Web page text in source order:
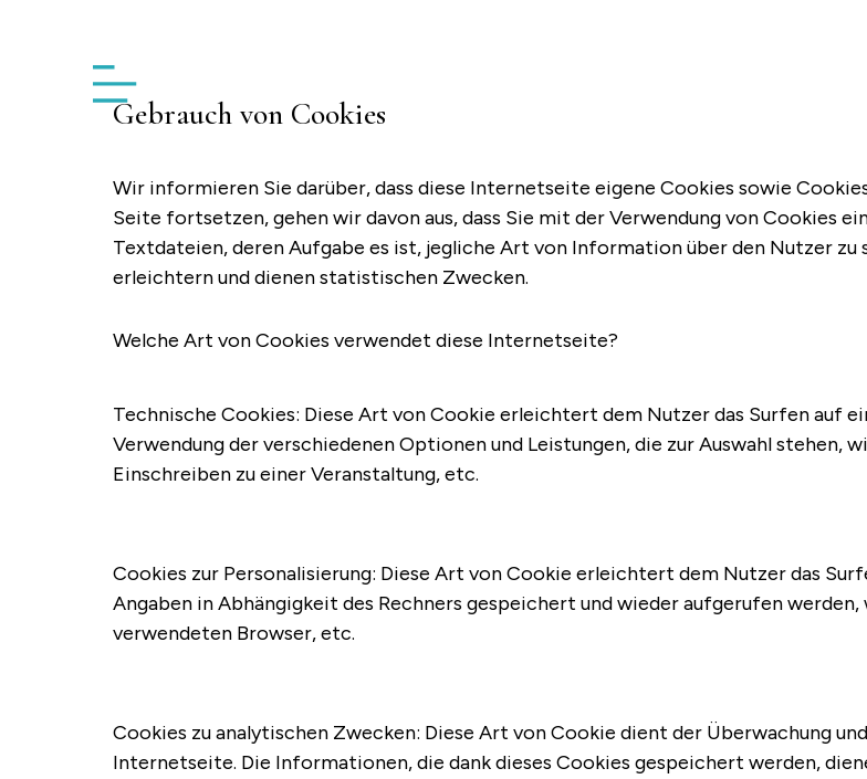
Gebrauch von Cookies
Wir informieren Sie darüber, dass diese Internetseite eigene Cookies sowie
Seite fortsetzen, gehen wir davon aus, dass Sie mit der Verwendung von Cookies
Textdateien, deren Aufgabe es ist, jegliche Art von Information über den Nutzer zu
erleichtern und dienen statistischen Zwecken.
Welche Art von Cookies verwendet diese Internetseite?
Technische Cookies: Diese Art von Cookie erleichtert dem Nutzer das Surfen
Verwendung der verschiedenen Optionen und Leistungen, die zur Auswahl stehen,
Einschreiben zu einer Veranstaltung, etc.
Cookies zur Personalisierung: Diese Art von Cookie erleichtert dem Nutzer das
Angaben in Abhängigkeit des Rechners gespeichert und wieder aufgerufen
verwendeten Browser, etc.
Cookies zu analytischen Zwecken: Diese Art von Cookie dient der Überwachung
Internetseite. Die Informationen, die dank dieses Cookies gespeichert werden,